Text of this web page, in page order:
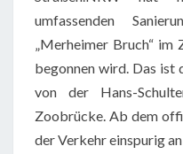
umfassenden
„Merheimer Bruch“ im
begonnen wird. Das
von der Hans-
Zoobrücke. Ab dem
der Verkehr einspurig